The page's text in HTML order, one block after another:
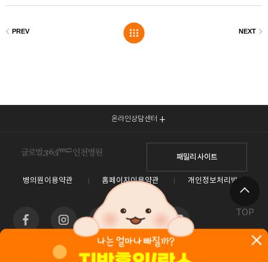
TOP
온라인상담센터
패밀리 사이트
병의원이용약관 홈페이지이용약관 개인정보처리방침
인천광역시 남동구 예술로 138(구월동) 이토타워 4층 글로벌365mc병원